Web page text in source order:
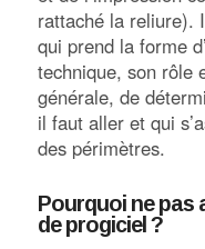
rattaché la reliure).
qui prend la forme
technique, son rôle
générale, de
il faut aller et qui
des périmètres.
Pourquoi ne pas
de progiciel ?